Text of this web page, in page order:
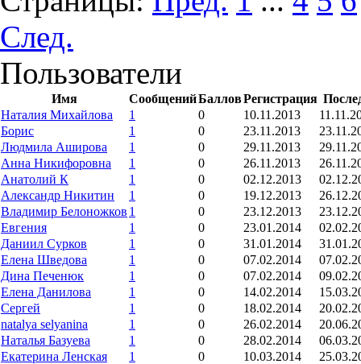
След.
Пользователи
Имя СообщенийБалловРегистрация
Наталия Михайлова
1 0 10.11.2013
Борис
1 0 23.11.2013
Людмила Аширова
1 0 29.11.2013
Анна Никифоровна
1 0 26.11.2013
Анатолий К
1 0 02.12.2013
Александр Никитин
1 0 19.12.2013
Владимир Белоножков 1 0 23.12.2013
Евгения
1 0 23.01.2014
Даниил Сурков
1 0 31.01.2014
Елена Шведова
1 0 07.02.2014
Дина Печенюк
1 0 07.02.2014
Елена Данилова
1 0 14.02.2014
Сергей
1 0 18.02.2014
natalya selyanina
1 0 26.02.2014
Наталья Базуева
1 0 28.02.2014
Екатерина Ленская
1 0 10.03.2014